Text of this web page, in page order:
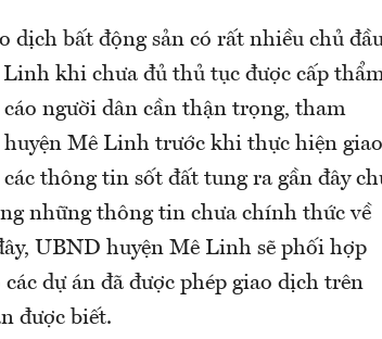
bất động sản có rất nhiều chủ
khi chưa đủ thủ tục được cấp
người dân cần thận trọng, tham
Mê Linh trước khi thực hiện giao
thông tin sốt đất tung ra gần đây
những thông tin chưa chính thức về
UBND huyện Mê Linh sẽ phối hợp
dự án đã được phép giao dịch trên
được biết.